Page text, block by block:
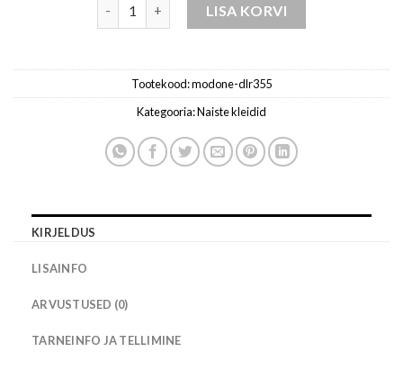
LISA KORVI
Tootekood:modone-dlr355
Kategooria:Naiste kleidid
KIRJELDUS
LISAINFO
ARVUSTUSED (0)
TARNEINFO JA TELLIMINE